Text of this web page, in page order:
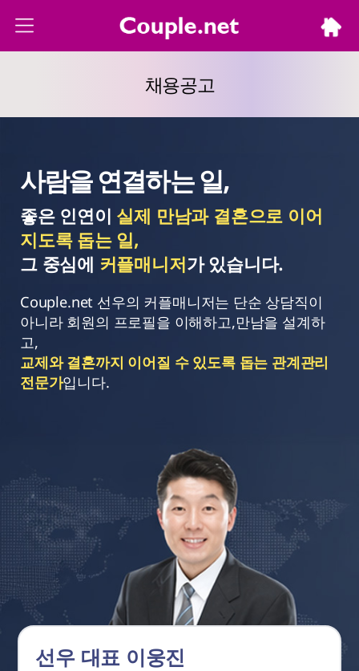
채용공고
사람을 연결하는 일,
좋은 인연이 실제 만남과 결혼으로 이어
지도록 돕는 일,
그 중심에 커플매니저가 있습니다.
Couple.net 선우의 커플매니저는 단순 상담직이
아니라회원의 프로필을 이해하고,만남을 설계하
고,
교제와 결혼까지 이어질 수 있도록 돕는 관계관리
전문가입니다.
선우 대표 이웅진